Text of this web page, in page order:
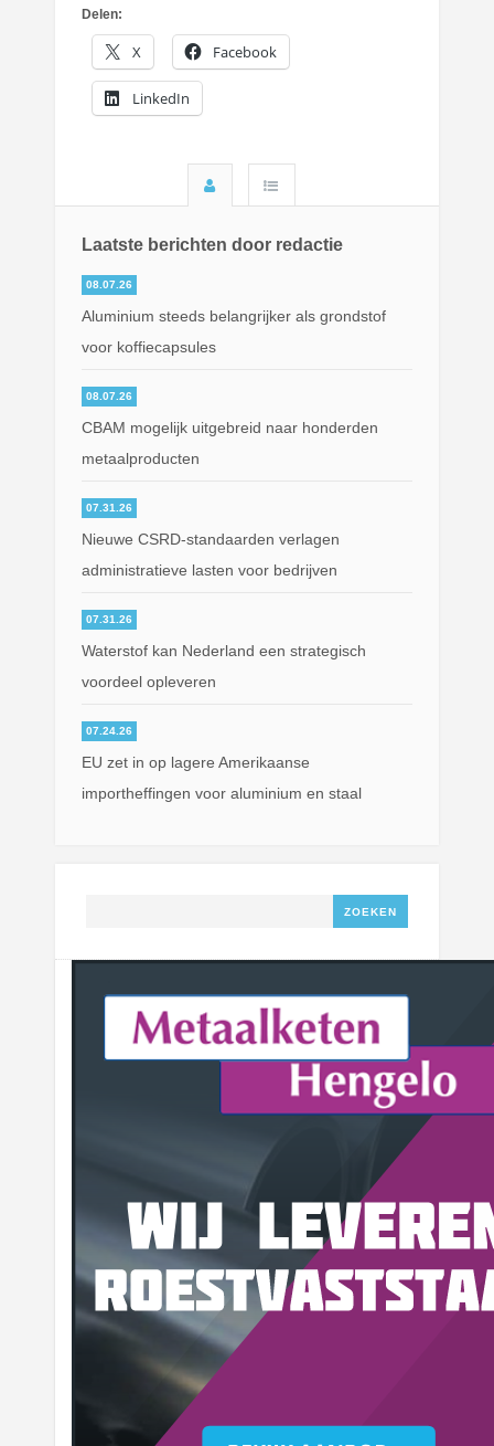
Delen:
X Facebook
LinkedIn
Laatste berichten door redactie
08.07.26
Aluminium steeds belangrijker als grondstof
voor koffiecapsules
08.07.26
CBAM mogelijk uitgebreid naar honderden
metaalproducten
07.31.26
Nieuwe CSRD-standaarden verlagen
administratieve lasten voor bedrijven
07.31.26
Waterstof kan Nederland een strategisch
voordeel opleveren
07.24.26
EU zet in op lagere Amerikaanse
importheffingen voor aluminium en staal